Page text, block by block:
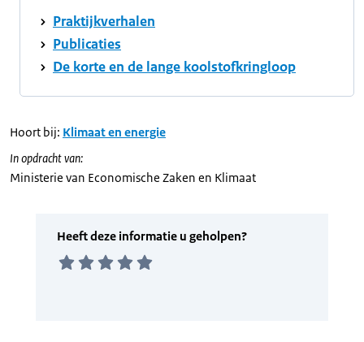
Praktijkverhalen
Publicaties
De korte en de lange koolstofkringloop
Hoort bij: Klimaat en energie
In opdracht van:
Ministerie van Economische Zaken en Klimaat